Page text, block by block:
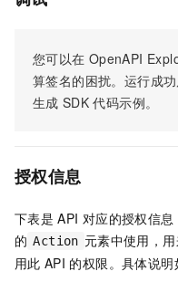
您可以在 OpenAPI
算签名的困扰。运行成
生成 SDK 代码示例。
授权信息
下表是 API 对应的授权信息
的 Action 元素中使用，
用此 API 的权限。具体说明